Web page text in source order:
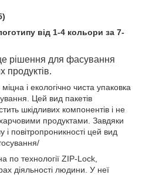
від 1-4 кольори за 7-
рішення для фасування
продуктів.
і екологічно чиста упаковка
Цей вид пакетів
шкідливих компонентів і не
продуктами. Завдяки
і повітропроникності цей вид
по технології ZIP-Lock,
діяльності людини. У неї